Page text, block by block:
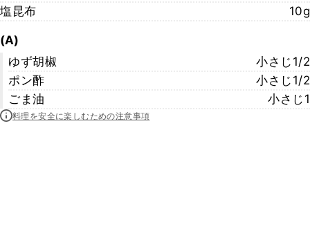
塩昆布
10g
(A)
ゆず胡椒
小さじ1/2
ポン酢
小さじ1/2
ごま油
小さじ1
料理を安全に楽しむための注意事項